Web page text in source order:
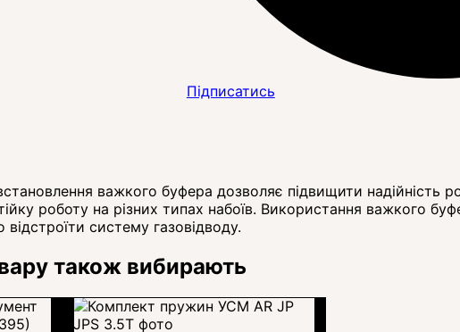
Підписатись
важкого буфера дозволяє підвищити надійність
роботу на різних типах набоїв. Використання важкого
систему газовідводу.
також вибирають